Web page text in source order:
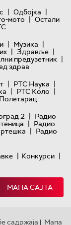
| Одбојка |
мото | Остали
| Музика |
| Здравље |
предузетник |
здрав
| РТС Наука |
| РТС Коло |
2 | Радио
| Радио
| Радио
| Конкурси |
МАПА САЈТА
садржаја | Мапа